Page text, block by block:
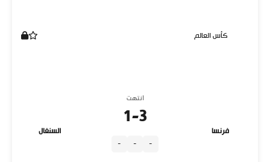
كأس العالم
فرنسا
انتهت
3
-
1
-
-
-
السنغال